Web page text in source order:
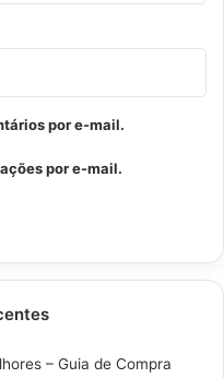
por e-mail.
por e-mail.
– Guia de Compra